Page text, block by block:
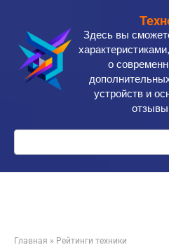
контенту
Здесь вы
о
устройств и
Поиск:
Главная » Рейтинги техники